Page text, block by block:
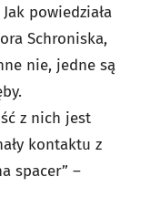
powiedziała
Schroniska,
nie, jedne są
z nich jest
kontaktu z
spacer” –